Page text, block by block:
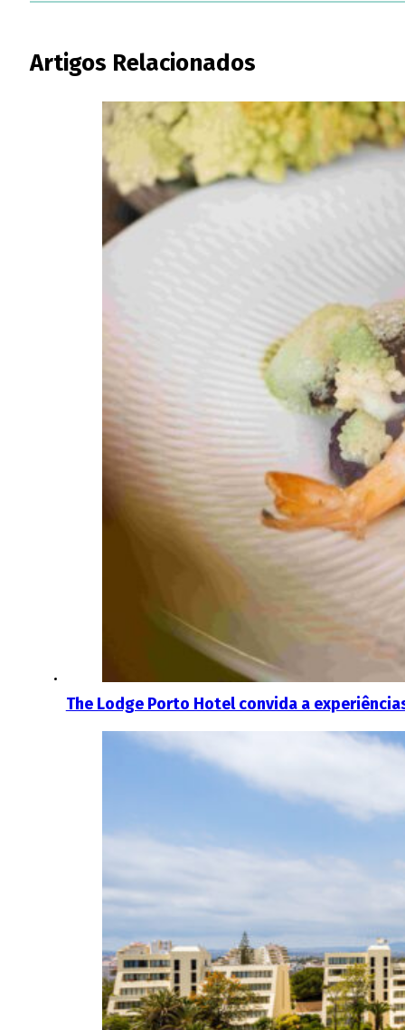
Artigos Relacionados
The Lodge Porto Hotel convida a